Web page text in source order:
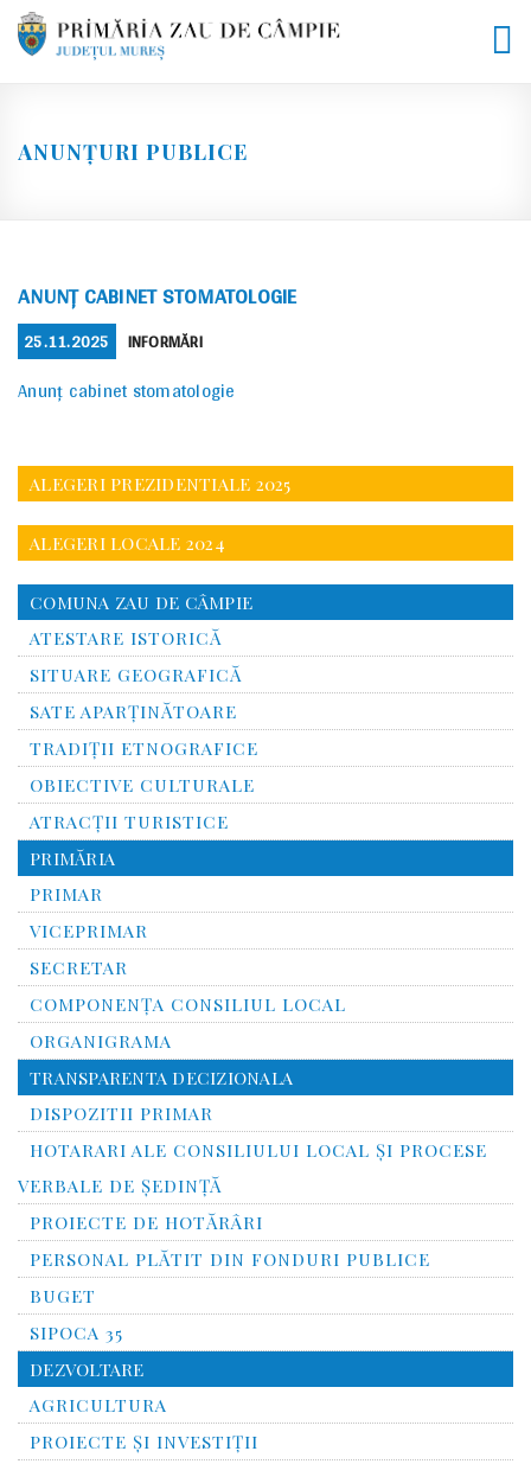
Skip
ANUNȚURI PUBLICE
ANUNȚ CABINET STOMATOLOGIE
POSTED
ON
25.11.2025 CATEGORIES
INFORMĂRI
Anunț cabinet stomatologie
ALEGERI PREZIDENTIALE 2025
ALEGERI LOCALE 2024
COMUNA ZAU DE CÂMPIE
ATESTARE ISTORICĂ
SITUARE GEOGRAFICĂ
SATE APARȚINĂTOARE
TRADIȚII ETNOGRAFICE
OBIECTIVE CULTURALE
ATRACȚII TURISTICE
PRIMĂRIA
PRIMAR
VICEPRIMAR
SECRETAR
COMPONENȚA CONSILIUL LOCAL
ORGANIGRAMA
TRANSPARENTA DECIZIONALA
DISPOZITII PRIMAR
HOTARARI ALE CONSILIULUI LOCAL ȘI PROCESE
VERBALE DE ȘEDINȚĂ
PROIECTE DE HOTĂRÂRI
PERSONAL PLĂTIT DIN FONDURI PUBLICE
BUGET
SIPOCA 35
DEZVOLTARE
AGRICULTURA
PROIECTE ȘI INVESTIȚII